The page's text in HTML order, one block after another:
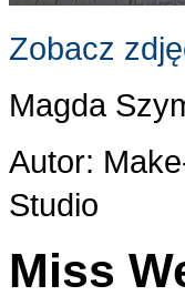
Zobacz
Magda
Autor:
Studio
Miss